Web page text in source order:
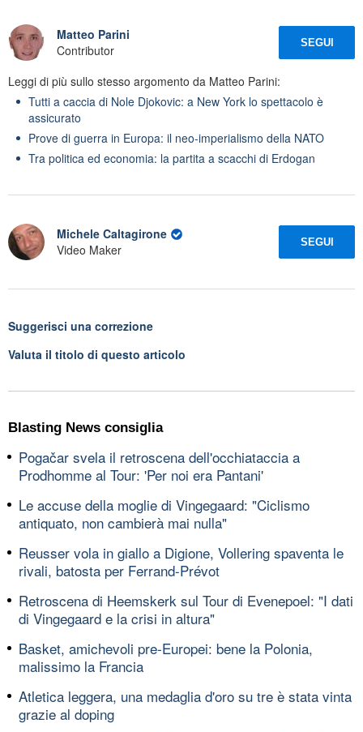
Matteo Parini
Contributor
SEGUI
Leggi di più sullo stesso argomento da Matteo Parini:
Tutti a caccia di Nole Djokovic: a New York lo spettacolo è
assicurato
Prove di guerra in Europa: il neo-imperialismo della NATO
Tra politica ed economia: la partita a scacchi di Erdogan
Michele Caltagirone
Video Maker
SEGUI
Suggerisci una correzione
Valuta il titolo di questo articolo
Blasting News consiglia
Pogačar svela il retroscena dell'occhiataccia a
Prodhomme al Tour: 'Per noi era Pantani'
Le accuse della moglie di Vingegaard: "Ciclismo
antiquato, non cambierà mai nulla"
Reusser vola in giallo a Digione, Vollering spaventa le
rivali, batosta per Ferrand-Prévot
Retroscena di Heemskerk sul Tour di Evenepoel: "I dati
di Vingegaard e la crisi in altura"
Basket, amichevoli pre-Europei: bene la Polonia,
malissimo la Francia
Atletica leggera, una medaglia d'oro su tre è stata vinta
grazie al doping